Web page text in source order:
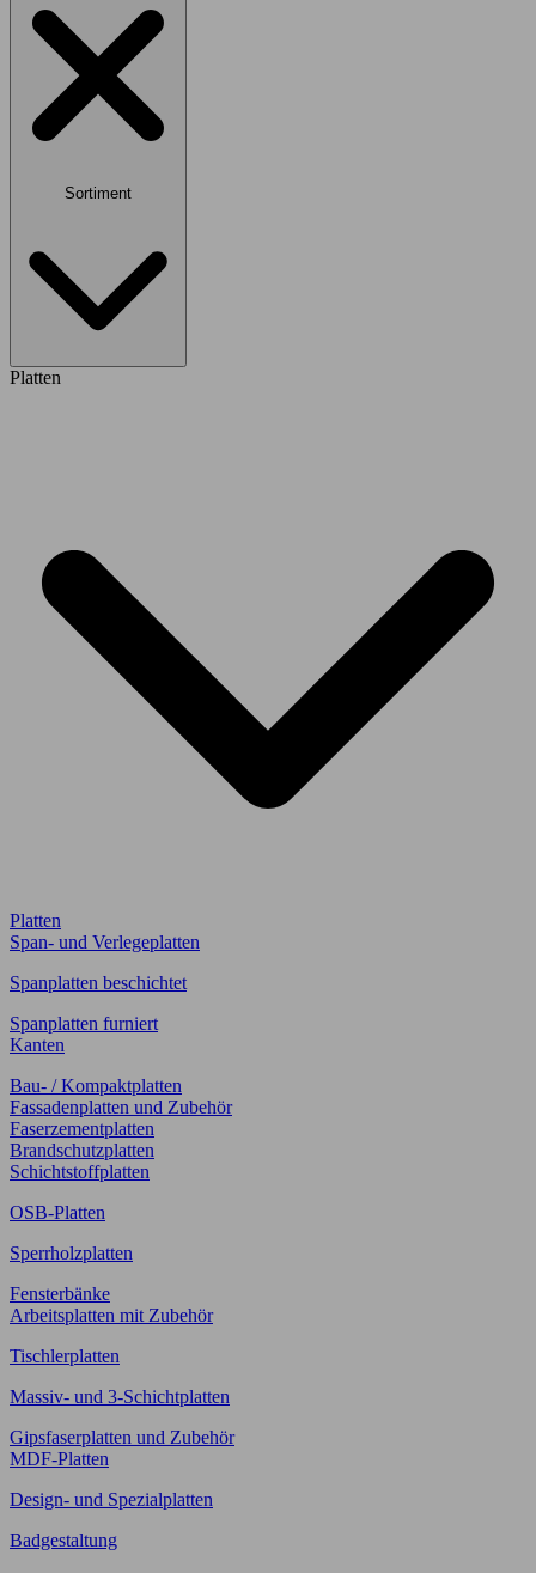
Sortiment
Platten
Platten
Span- und Verlegeplatten
Spanplatten beschichtet
Spanplatten furniert
Kanten
Bau- / Kompaktplatten
Fassadenplatten und Zubehör
Faserzementplatten
Brandschutzplatten
Schichtstoffplatten
OSB-Platten
Sperrholzplatten
Fensterbänke
Arbeitsplatten mit Zubehör
Tischlerplatten
Massiv- und 3-Schichtplatten
Gipsfaserplatten und Zubehör
MDF-Platten
Design- und Spezialplatten
Badgestaltung